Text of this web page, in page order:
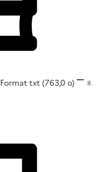
Format txt (763,0 o)